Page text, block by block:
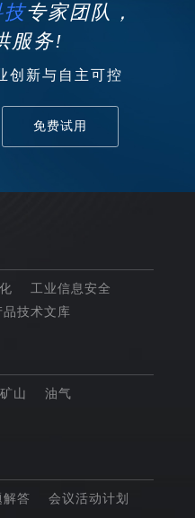
技专家团队，
服务!
创新与自主可控
免费试用
工业信息安全
品技术文库
矿山
油气
解答 会议活动计划